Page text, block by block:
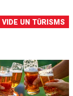
VIDE UN TŪRISMS